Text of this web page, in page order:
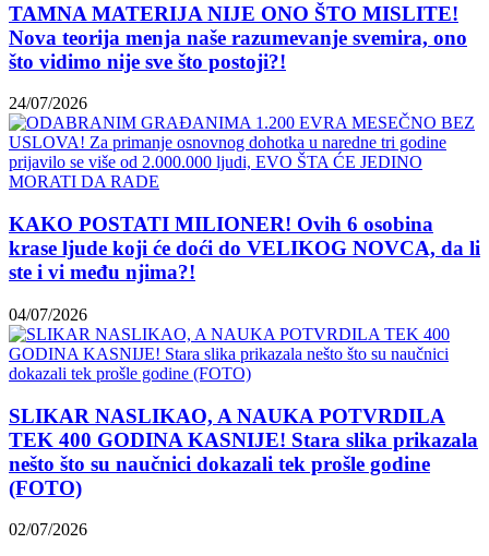
TAMNA MATERIJA NIJE ONO ŠTO MISLITE!
Nova teorija menja naše razumevanje svemira, ono
što vidimo nije sve što postoji?!
24/07/2026
KAKO POSTATI MILIONER! Ovih 6 osobina
krase ljude koji će doći do VELIKOG NOVCA, da li
ste i vi među njima?!
04/07/2026
SLIKAR NASLIKAO, A NAUKA POTVRDILA
TEK 400 GODINA KASNIJE! Stara slika prikazala
nešto što su naučnici dokazali tek prošle godine
(FOTO)
02/07/2026